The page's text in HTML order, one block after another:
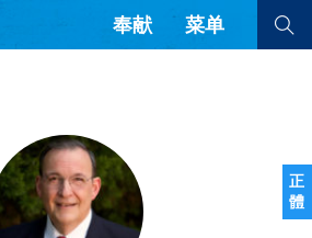
正
體
奉献 菜单
书评 访谈
查看全部
查看全部